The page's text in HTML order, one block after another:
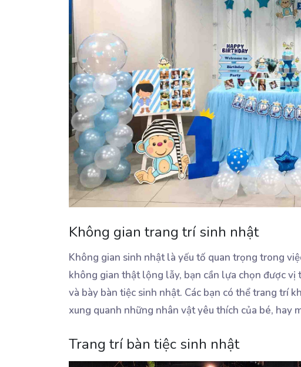
Không gian trang trí sinh nhật
Không gian sinh nhật là yếu tố quan trọng trong
không gian thật lộng lẫy, bạn cần lựa chọn được
và bày bàn tiệc sinh nhật. Các bạn có thể trang trí
xung quanh những nhân vật yêu thích của bé, hay
Trang trí bàn tiệc sinh nhật